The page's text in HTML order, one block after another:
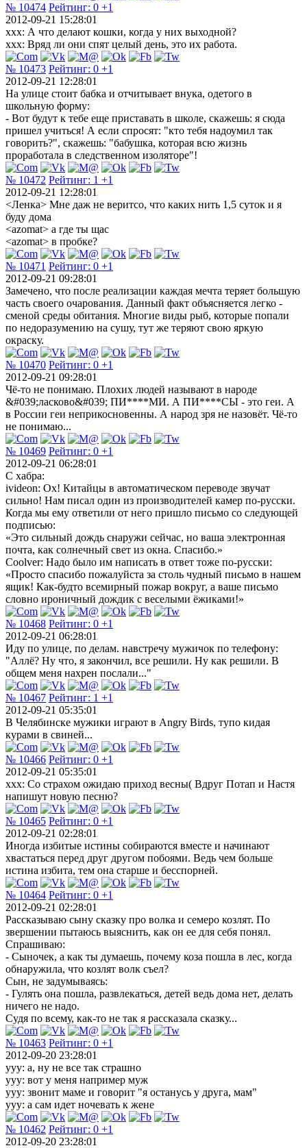
№ 10474 Рейтинг: 0 +1
2012-09-21 15:28:01
xxx: А что делают кошки, когда у них выходной?
xxx: Вряд ли они спят целый день, это их работа.
№ 10473 Рейтинг: 0 +1
2012-09-21 12:28:01
На улице стоит бабка и отчитывает внука, одетого в
школьную форму:
- Вот будут к тебе еще приставать в школе, скажешь: я сюда
пришел учиться! А если спросят: "кто тебя надоумил так
говорить?", скажешь: "бабушка, которая всю жизнь
проработала в следственном изоляторе"!
№ 10472 Рейтинг: 1 +1
2012-09-21 12:28:01
<Ленка> Мне даж не веритсо, что каких нить 1,5 суток и я
буду дома
<azomat> а где ты щас
<azomat> в пробке?
№ 10471 Рейтинг: 0 +1
2012-09-21 09:28:01
Замечено, что после реализации каждая мечта теряет большую
часть своего очарования. Данный факт объясняется легко -
сменой среды обитания. Многие виды рыб, которые попали
по недоразумению на сушу, тут же теряют свою яркую
окраску.
№ 10470 Рейтинг: 0 +1
2012-09-21 09:28:01
Чё-то не понимаю. Плохих людей называют в народе
&#039;ласково&#039; ПИ****МИ. А ПИ****СЫ - это геи. А
в России геи неприкосновенны. А народ зря не назовёт. Чё-то
не понимаю...
№ 10469 Рейтинг: 0 +1
2012-09-21 06:28:01
С хабра:
ivideon: Ох! Китайцы в автоматическом переводе звучат
сильно! Нам писал один из производителей камер по-русски.
Когда мы ему ответили от него пришло письмо со следующей
подписью:
«Это сильный дождь снаружи сейчас, но ваша электронная
почта, как солнечный свет из окна. Спасибо.»
Coolver: Надо было им написать в ответ тоже по-русски:
«Просто спасибо пожалуйста за столь чудный письмо в нашем
ящик! Как-будто всемирный пожар вокруг, а ваше письмо
словно ироничный дождик с веселыми ёжиками!»
№ 10468 Рейтинг: 0 +1
2012-09-21 06:28:01
Иду по улице, по делам. навстречу мужичок по телефону:
"Аллё? Ну что, я закончил, все решили. Ну как решили. В
общем меня нахрен послали..."
№ 10467 Рейтинг: 1 +1
2012-09-21 05:35:01
В Челябинске мужики играют в Angry Birds, тупо кидая
курами в свиней...
№ 10466 Рейтинг: 0 +1
2012-09-21 05:35:01
ххх: Со страхом ожидаю приход весны( Вдруг Потап и Настя
напишут новую песню?
№ 10465 Рейтинг: 0 +1
2012-09-21 02:28:01
Иногда избитые истины собираются вместе и начинают
хвастаться перед друг другом побоями. Ведь чем больше
истина избита, тем она старше и бесспорней.
№ 10464 Рейтинг: 0 +1
2012-09-21 02:28:01
Рассказываю сыну сказку про волка и семеро козлят. По
звершении пытаюсь выяснить, как он ее для себя понял.
Спрашиваю:
- Сыночек, а как ты думаешь, почему коза пошла в лес, когда
обнаружила, что козлят волк съел?
Сын, не задумываясь:
- Гулять она пошла, развлекаться, детей ведь дома нет, делать
ничего не надо.
Судя по всему, как-то не так я рассказала сказку...
№ 10463 Рейтинг: 0 +1
2012-09-20 23:28:01
yyy: а, ну не все так страшно
yyy: вот у меня например муж
yyy: звонит маме и говорит "я останусь у друга, мам"
yyy: а сам идет ночевать к жене
№ 10462 Рейтинг: 0 +1
2012-09-20 23:28:01